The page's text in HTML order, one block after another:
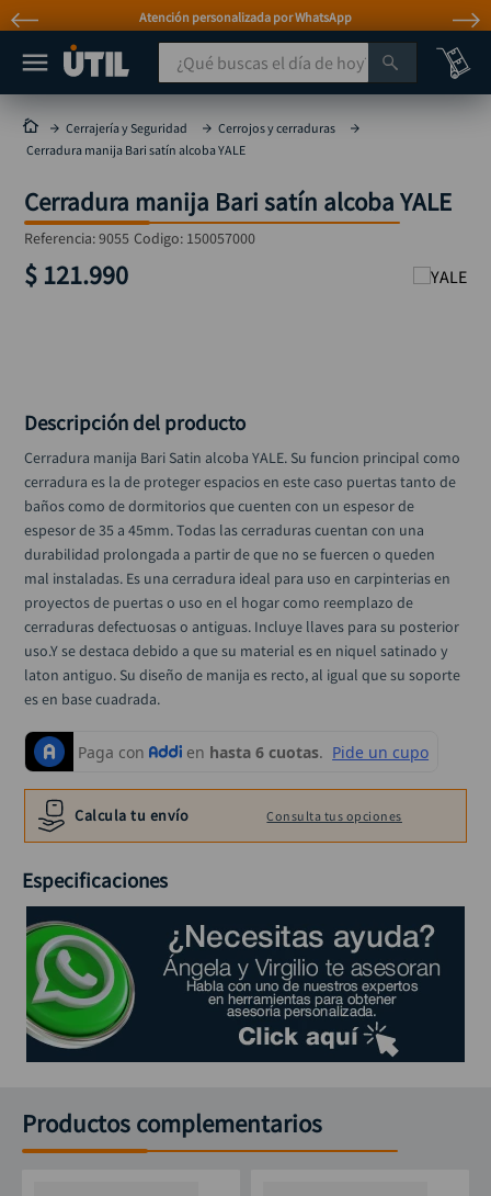
Atención personalizada por WhatsApp
¿Qué buscas el día de hoy?
Cerrajería y Seguridad
Cerrojos y cerraduras
Cerradura manija Bari satín alcoba YALE
Cerradura manija Bari satín alcoba YALE
Referencia:9055 Codigo: 150057000
$ 121.990
Descripción del producto
Cerradura manija Bari Satin alcoba YALE. Su funcion principal como
cerradura es la de proteger espacios en este caso puertas tanto de
baños como de dormitorios que cuenten con un espesor de
espesor de 35 a 45mm. Todas las cerraduras cuentan con una
durabilidad prolongada a partir de que no se fuercen o queden
mal instaladas. Es una cerradura ideal para uso en carpinterias en
proyectos de puertas o uso en el hogar como reemplazo de
cerraduras defectuosas o antiguas. Incluye llaves para su posterior
uso.Y se destaca debido a que su material es en niquel satinado y
laton antiguo. Su diseño de manija es recto, al igual que su soporte
es en base cuadrada.
Calcula tu envío Consulta tus opciones
Especificaciones
Productos complementarios
MÁS BUSCADOS
taladro
taladros pulidoras
compresor
llave
broca
hidrolavadora
black decker